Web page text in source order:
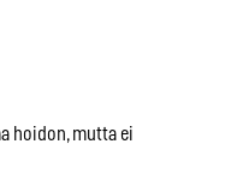
hoidon, mutta ei